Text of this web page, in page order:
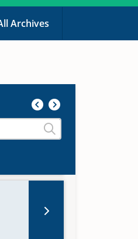
Archives
Taufen/Beerdigte/